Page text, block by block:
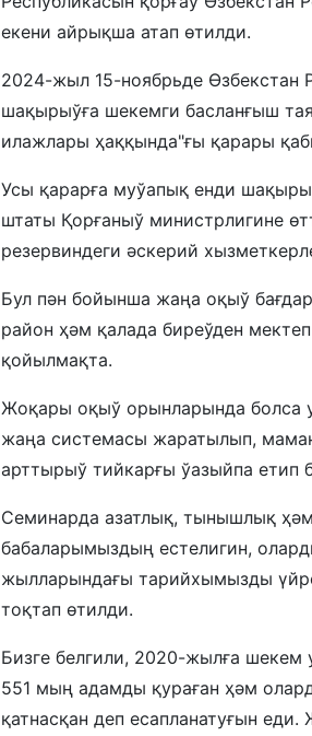
екени айрықша атап өтилди.
2024-жыл 15-ноябрьде
шақырыўға шекемги басланғыш
илажлары ҳаққында"ғы қарары
Усы қарарға муўапық енди
штаты Қорғаныў министрлигине
резервиндеги әскерий
Бул пән бойынша жаңа оқыў
район ҳәм қалада биреўден
қойылмақта.
Жоқары оқыў орынларында болса
жаңа системасы жаратылып,
арттырыў тийкарғы ўазыйпа етип
Семинарда азатлық, тынышлық
бабаларымыздың естелигин,
жылларындағы тарийхымызды
тоқтап өтилди.
Бизге белгили, 2020-жылға шекем
551 мың адамды қураған ҳәм
қатнасқан деп есапланатуғын